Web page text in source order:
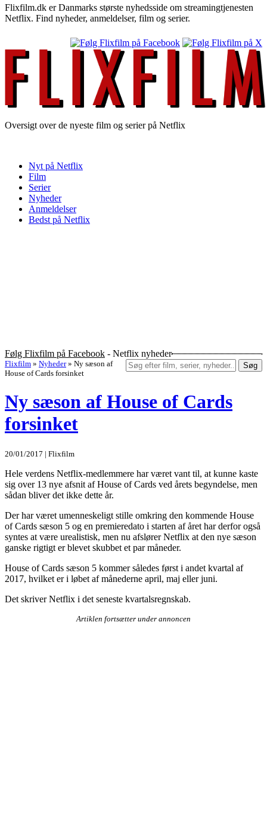
Flixfilm.dk er Danmarks største nyhedsside om streamingtjenesten
Netflix. Find nyheder, anmeldelser, film og serier.
Oversigt over de nyeste film og serier på Netflix
Nyt på Netflix
Film
Serier
Nyheder
Anmeldelser
Bedst på Netflix
Følg Flixfilm på Facebook - Netflix nyheder
Søg
Flixfilm » Nyheder » Ny sæson af
House of Cards forsinket
Ny sæson af House of Cards
forsinket
20/01/2017 | Flixfilm
Hele verdens Netflix-medlemmere har været vant til, at kunne kaste
sig over 13 nye afsnit af House of Cards ved årets begyndelse, men
sådan bliver det ikke dette år.
Der har været umenneskeligt stille omkring den kommende House
of Cards sæson 5 og en premieredato i starten af året har derfor også
syntes at være urealistisk, men nu afslører Netflix at den nye sæson
ganske rigtigt er blevet skubbet et par måneder.
House of Cards sæson 5 kommer således først i andet kvartal af
2017, hvilket er i løbet af månederne april, maj eller juni.
Det skriver Netflix i det seneste kvartalsregnskab.
Artiklen fortsætter under annoncen